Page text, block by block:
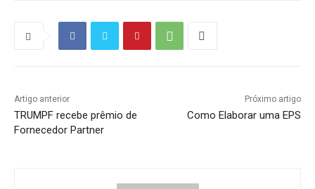
Artigo anterior
TRUMPF recebe prêmio de
Fornecedor Partner
Próximo artigo
Como Elaborar uma EPS